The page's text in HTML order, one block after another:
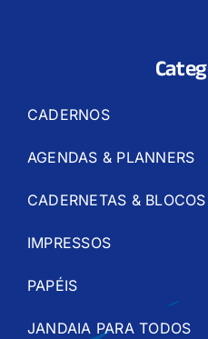
CADERNOS
AGENDAS & PLANNERS
CADERNETAS & BLOCOS
IMPRESSOS
PAPÉIS
JANDAIA PARA TODOS